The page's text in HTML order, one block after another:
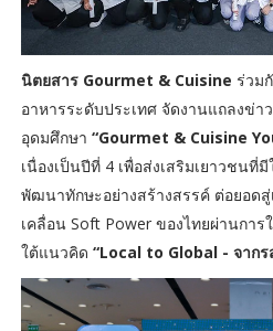
นิตยสาร Gourmet & Cuisine ร่วม
อาหารระดับประเทศ จัดงานแถลงข่
อุดมศึกษา “Gourmet & Cuisine
เนื่องเป็นปีที่ 4 เพื่อส่งเสริมเยาวชนที่
พัฒนาทักษะอย่างสร้างสรรค์ ต่อยอด
เคลื่อน Soft Power ของไทยผ่านกา
ใต้แนวคิด “Local to Global - จากร